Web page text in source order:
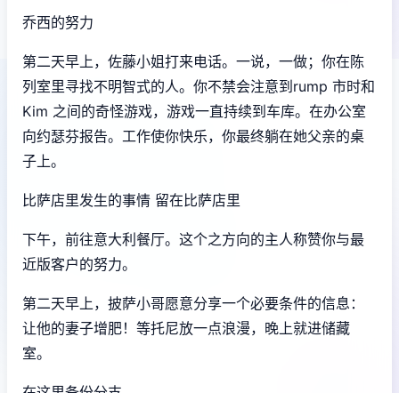
乔西的努力
第二天早上，佐藤小姐打来电话。一说，一做；你在陈
列室里寻找不明智式的人。你不禁会注意到rump 市时和
Kim 之间的奇怪游戏，游戏一直持续到车库。在办公室
向约瑟芬报告。工作使你快乐，你最终躺在她父亲的桌
子上。
比萨店里发生的事情 留在比萨店里
下午，前往意大利餐厅。这个之方向的主人称赞你与最
近版客户的努力。
第二天早上，披萨小哥愿意分享一个必要条件的信息：
让他的妻子增肥！等托尼放一点浪漫，晚上就进储藏
室。